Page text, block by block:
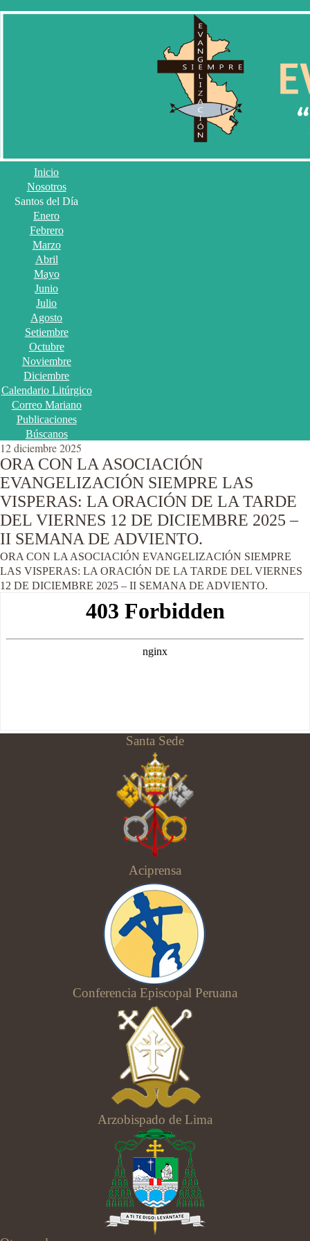
Inicio
Nosotros
Santos del Día
Enero
Febrero
Marzo
Abril
Mayo
Junio
Julio
Agosto
Setiembre
Octubre
Noviembre
Diciembre
Calendario Litúrgico
Correo Mariano
Publicaciones
Búscanos
12 diciembre 2025
ORA CON LA ASOCIACIÓN
EVANGELIZACIÓN SIEMPRE LAS
VISPERAS: LA ORACIÓN DE LA TARDE
DEL VIERNES 12 DE DICIEMBRE 2025 –
II SEMANA DE ADVIENTO.
ORA CON LA ASOCIACIÓN EVANGELIZACIÓN SIEMPRE
LAS VISPERAS: LA ORACIÓN DE LA TARDE DEL VIERNES
12 DE DICIEMBRE 2025 – II SEMANA DE ADVIENTO.
Santa Sede
Aciprensa
Conferencia Episcopal Peruana
Arzobispado de Lima